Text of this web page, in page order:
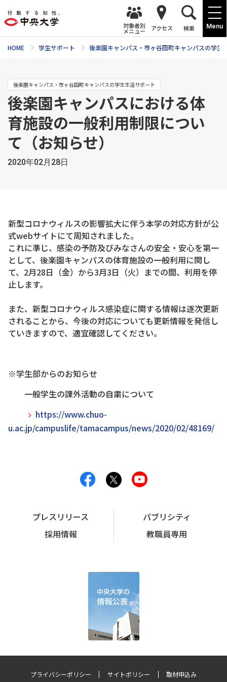
Menu
対象者別
メニュー アクセス 検索
HOME 学生サポート 後楽園キャンパス・市ヶ谷田町キャンパスの学生
後楽園キャンパス・市ヶ谷田町キャンパスの学生生活サポート
後楽園キャンパスにおける体
育施設の一般利用制限につい
て（お知らせ）
2020年02月28日
新型コロナウィルスの影響拡大に伴う本学の対応方針が公
式webサイトにて周知されました。
これに準じ、感染の予防及びみなさんの安全・安心を第一
として、後楽園キャンパスの体育施設の一般利用に関し
て、2月28日（金）から3月3日（火）までの間、利用を停
止します。
また、新型コロナウィルス感染症に関する情報は逐次更新
されることから、今後の対応についても更新情報を発信し
ていきますので、適宜確認してください。
※学生部からのお知らせ
一般学生の課外活動の自粛について
https://www.chuo-
u.ac.jp/campuslife/tamacampus/news/2020/02/48169/
プレスリリース
パブリシティ
採用情報
教職員専用
プライバシーポリシー サイトポリシー 取材申込み